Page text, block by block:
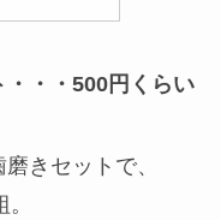
・・・500円くらい
きセットで、